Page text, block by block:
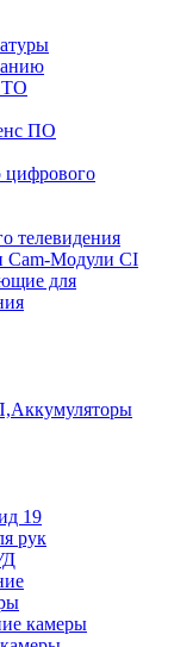
ТО
ПО
цифрового
телевидения
Cam-Модули CI
для
19
рук
камеры